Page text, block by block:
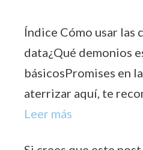
Índice Cómo usar las
data¿Qué demonios
básicos​​Promises ​en
aterrizar aquí, te
Leer más